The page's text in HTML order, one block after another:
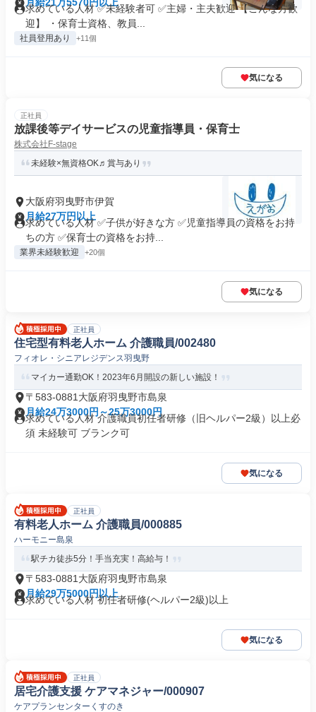
求めている人材 ✅未経験者可 ✅主婦・主夫歓迎 【こんな方歓
迎】 ・保育士資格、教員...
社員登用あり +11個
気になる
正社員
放課後等デイサービスの児童指導員・保育士
株式会社F-stage
未経験×無資格OK♬賞与あり
大阪府羽曳野市伊賀
月給27万円以上
求めている人材 ✅子供が好きな方 ✅児童指導員の資格をお持
ちの方 ✅保育士の資格をお持...
業界未経験歓迎 +20個
気になる
正社員
住宅型有料老人ホーム 介護職員/002480
フィオレ・シニアレジデンス羽曳野
マイカー通勤OK！2023年6月開設の新しい施設！
〒583-0881大阪府羽曳野市島泉
月給24万3000円～25万3000円
求めている人材 介護職員初任者研修（旧ヘルパー2級）以上必
須 未経験可 ブランク可
気になる
正社員
有料老人ホーム 介護職員/000885
ハーモニー島泉
駅チカ徒歩5分！手当充実！高給与！
〒583-0881大阪府羽曳野市島泉
月給29万5000円以上
求めている人材 初任者研修(ヘルパー2級)以上
気になる
正社員
居宅介護支援 ケアマネジャー/000907
ケアプランセンターくすのき